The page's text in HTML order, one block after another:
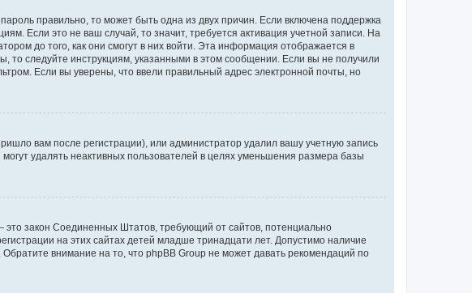
правильно, то может быть одна из двух причин. Если включена поддержка
Если это не ваш случай, то значит, требуется активация учетной записи. На
до того, как они смогут в них войти. Эта информация отображается в
то следуйте инструкциям, указанными в этом сообщении. Если вы не получили
Если вы уверены, что ввели правильный адрес электронной почты, но
вам после регистрации), или администратор удалил вашу учетную запись
удалять неактивных пользователей в целях уменьшения размера базы
это закон Соединенных Штатов, требующий от сайтов, потенциально
на этих сайтах детей младше тринадцати лет. Допустимо наличие
внимание на то, что phpBB Group не может давать рекомендаций по